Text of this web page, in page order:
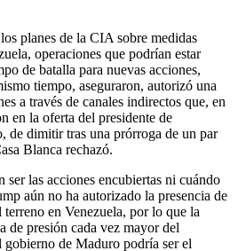
planes de la CIA sobre medidas
operaciones que podrían estar
de batalla para nuevas acciones,
tiempo, aseguraron, autorizó una
a través de canales indirectos que, en
en la oferta del presidente de
de dimitir tras una prórroga de un par
Blanca rechazó.
ser las acciones encubiertas ni cuándo
aún no ha autorizado la presencia de
terreno en Venezuela, por lo que la
de presión cada vez mayor del
de Maduro podría ser el